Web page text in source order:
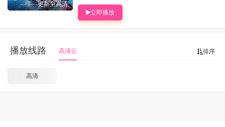
更新至高清
立即播放
排序
播放线路 高清云
高清